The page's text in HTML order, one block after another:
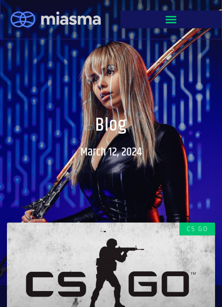
Blog
March 12, 2024
CS GO